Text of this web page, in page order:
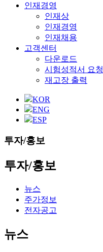
인재경영
인재상
인재경영
인재채용
고객센터
다운로드
시험성적서 요청
재고장 출력
KOR
ENG
ESP
투자/홍보
투자/홍보
뉴스
주가정보
전자공고
뉴스